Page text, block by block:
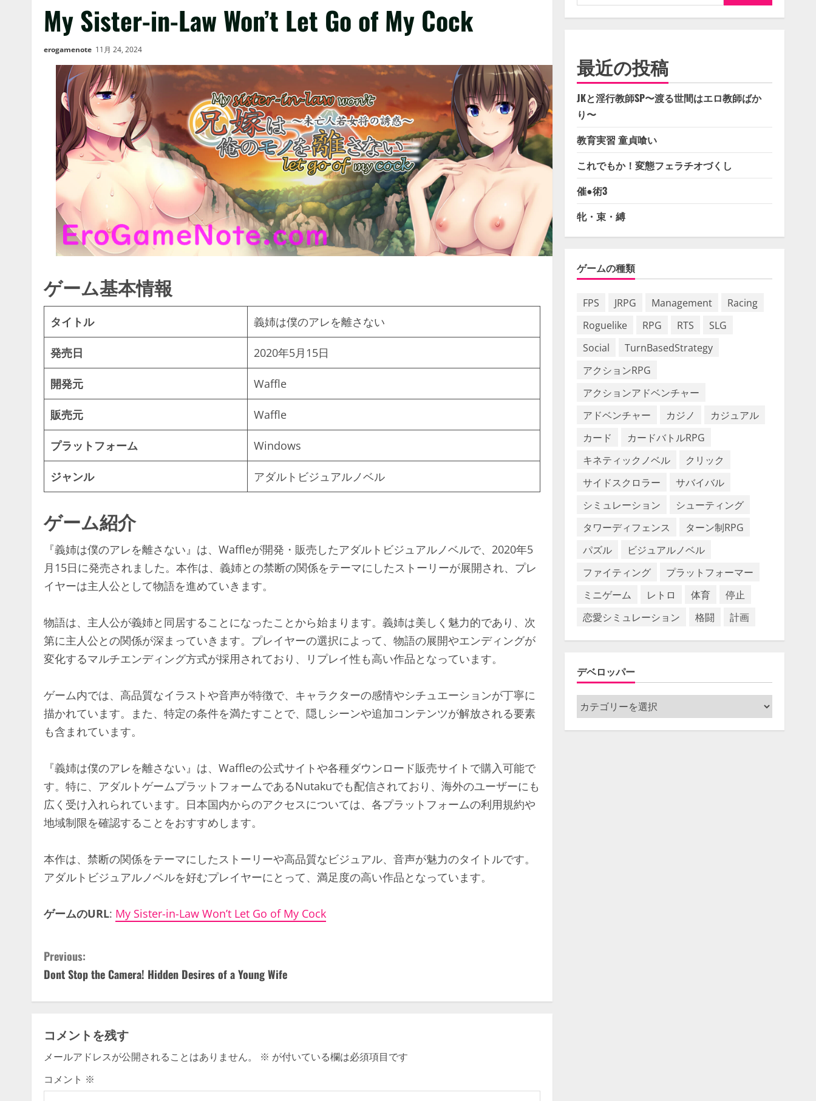
My Sister-in-Law Won’t Let Go of My Cock
erogamenote 11月 24, 2024
ゲーム基本情報
タイトル 義姉は僕のアレを離さない
発売日 2020年5月15日
開発元 Waffle
販売元 Waffle
プラットフォーム Windows
ジャンル アダルトビジュアルノベル
ゲーム紹介
『義姉は僕のアレを離さない』は、Waffleが開発・販売したアダルトビジュアルノベルで、2020年5
月15日に発売されました。本作は、義姉との禁断の関係をテーマにしたストーリーが展開され、プレ
イヤーは主人公として物語を進めていきます。
物語は、主人公が義姉と同居することになったことから始まります。義姉は美しく魅力的であり、次
第に主人公との関係が深まっていきます。プレイヤーの選択によって、物語の展開やエンディングが
変化するマルチエンディング方式が採用されており、リプレイ性も高い作品となっています。
ゲーム内では、高品質なイラストや音声が特徴で、キャラクターの感情やシチュエーションが丁寧に
描かれています。また、特定の条件を満たすことで、隠しシーンや追加コンテンツが解放される要素
も含まれています。
『義姉は僕のアレを離さない』は、Waffleの公式サイトや各種ダウンロード販売サイトで購入可能で
す。特に、アダルトゲームプラットフォームであるNutakuでも配信されており、海外のユーザーにも
広く受け入れられています。日本国内からのアクセスについては、各プラットフォームの利用規約や
地域制限を確認することをおすすめします。
本作は、禁断の関係をテーマにしたストーリーや高品質なビジュアル、音声が魅力のタイトルです。
アダルトビジュアルノベルを好むプレイヤーにとって、満足度の高い作品となっています。
ゲームのURL: My Sister-in-Law Won’t Let Go of My Cock
C
o
n
t
i
n
Previous:
Dont Stop the Camera! Hidden Desires of a Young Wife
コメントを残す
メールアドレスが公開されることはありません。 ※ が付いている欄は必須項目です
コメント ※
索:
最近の投稿
JKと淫行教師SP〜渡る世間はエロ教師ばか
り〜
教育実習 童貞喰い
これでもか！変態フェラチオづくし
催●術3
牝・束・縛
ゲームの種類
FPS JRPG Management
Racing
Roguelike
RPG RTS
SLG
Social
TurnBasedStrategy
アクションRPG
アクションアドベンチャー
アドベンチャー
カジノ
カジュアル
カード
カードバトルRPG
キネティックノベル
クリック
サイドスクロラー
サバイバル
シミュレーション
シューティング
タワーディフェンス
ターン制RPG
パズル
ビジュアルノベル
ファイティング
プラットフォーマー
ミニゲーム
レトロ 体育
停止
恋愛シミュレーション
格闘 計画
デベロッパー
デ
ベ